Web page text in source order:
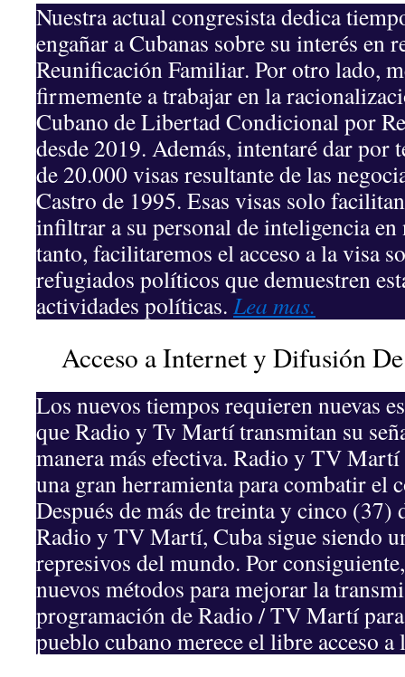
Nuestra actual congresista dedica
engañar a Cubanas sobre su interés en
Reunificación Familiar. Por otro lado,
firmemente a trabajar en la
Cubano de Libertad Condicional por
desde 2019. Además, intentaré dar por
de 20.000 visas resultante de las
Castro de 1995. Esas visas solo
infiltrar a su personal de inteligencia
tanto, facilitaremos el acceso a la visa
refugiados políticos que demuestren
actividades políticas. Lea mas.
Acceso a Internet y Difusión
Los nuevos tiempos requieren nuevas
que Radio y Tv Martí transmitan su
manera más efectiva. Radio y TV
una gran herramienta para combatir el
Después de más de treinta y cinco (37)
Radio y TV Martí, Cuba sigue siendo
represivos del mundo. Por
nuevos métodos para mejorar la
programación de Radio / TV Martí
pueblo cubano merece el libre acceso